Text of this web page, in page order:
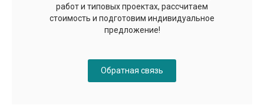
работ и типовых проектах, рассчитаем
стоимость и подготовим индивидуальное
предложение!
Обратная связь